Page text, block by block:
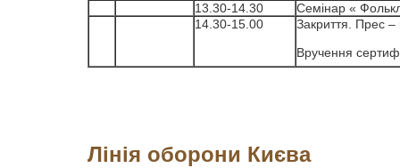
13.30-14.30
Семінар «
14.30-15.00
Закриття. Прес
Вручення
Лінія оборони Києва